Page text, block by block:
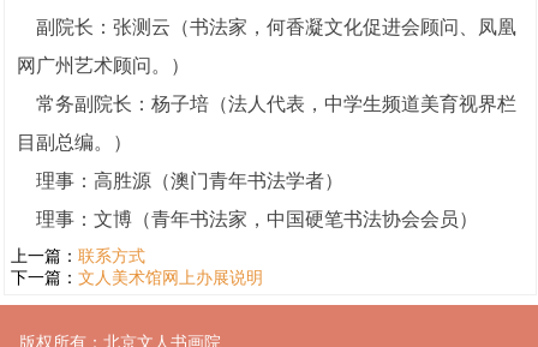
副院长：张测云（书法家，何香凝文化促进会顾问、凤凰
网广州艺术顾问。）
常务副院长：杨子培（法人代表，中学生频道美育视界栏
目副总编。）
理事：高胜源（澳门青年书法学者）
理事：文博（青年书法家，中国硬笔书法协会会员）
上一篇： 联系方式
下一篇： 文人美术馆网上办展说明
版权所有：北京文人书画院